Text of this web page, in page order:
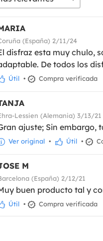
(España) 2/11/24
disfraz esta muy chulo,
De todos los
Útil • Compra verificada
Lessien (Alemania) 3/13/21
ajuste; Sin embargo,
Ver original • Útil •
M
(España) 2/12/21
buen producto tal y
Útil • Compra verificada